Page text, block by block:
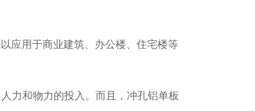
应用于商业建筑、办公楼、住宅楼等
力和物力的投入。而且，冲孔铝单板